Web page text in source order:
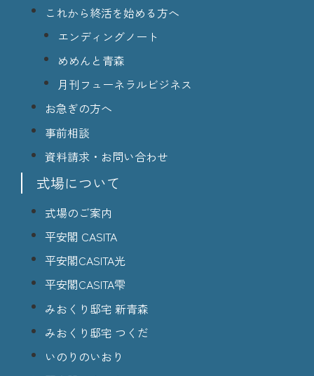
これから終活を始める方へ
エンディングノート
めめんと青森
月刊フューネラルビジネス
お急ぎの方へ
事前相談
資料請求・お問い合わせ
式場について
式場のご案内
平安閣 CASITA
平安閣CASITA光
平安閣CASITA雫
みおくり邸宅 新青森
みおくり邸宅 つくだ
いのりのいおり